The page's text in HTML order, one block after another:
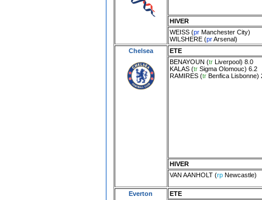
HIVER
WEISS(pr Manchester City)
WILSHERE(prArsenal)
Chelsea
ETE
BENAYOUN (tr Liverpool) 8.0
KALAS(tr Sigma Olomouc) 6.2
RAMIRES(tr Benfica Lisbonne)
HIVER
VAN AANHOLT(rp Newcastle)
Everton
ETE